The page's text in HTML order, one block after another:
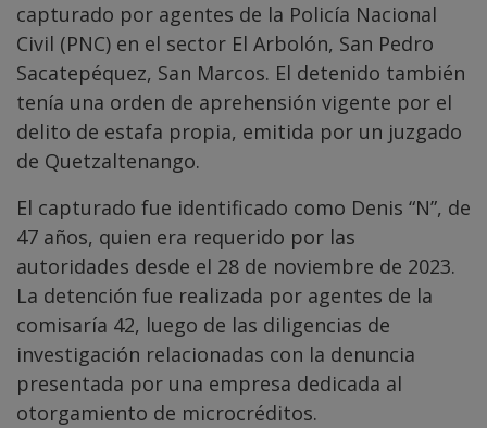
capturado por agentes de la Policía Nacional
Civil (PNC) en el sector El Arbolón, San Pedro
Sacatepéquez, San Marcos. El detenido también
tenía una orden de aprehensión vigente por el
delito de estafa propia, emitida por un juzgado
de Quetzaltenango.
El capturado fue identificado como Denis “N”, de
47 años, quien era requerido por las
autoridades desde el 28 de noviembre de 2023.
La detención fue realizada por agentes de la
comisaría 42, luego de las diligencias de
investigación relacionadas con la denuncia
presentada por una empresa dedicada al
otorgamiento de microcréditos.